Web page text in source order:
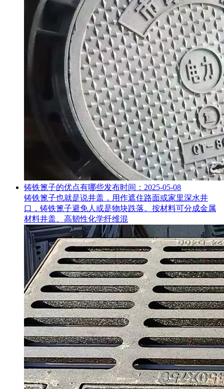
铸铁篦子的优点有哪些发布时间：2025-05-08
铸铁篦子也就是说井盖，用作遮住路面或家里深水井
口，铸铁篦子避免人或是物块跌落。按材料可分成金属
材料井盖、高韧性化学纤维混